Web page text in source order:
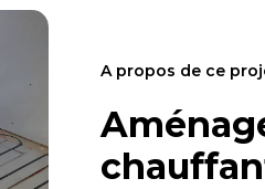
A propos de ce